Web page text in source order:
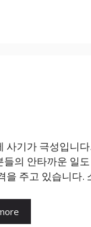
사기가 극성입니
들의 안타까운 일
을 주고 있습니다.